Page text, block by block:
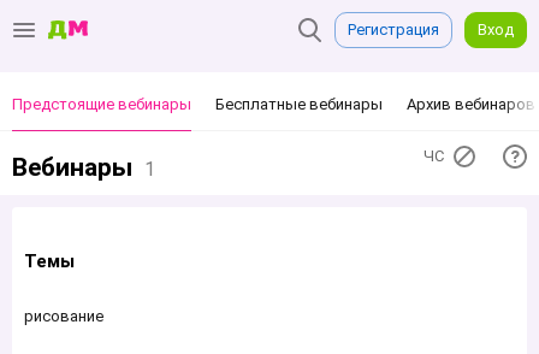
Регистрация Вход
Предстоящие вебинары Бесплатные вебинары Архив вебинаров
ЧС
Вебинары 1
Темы
рисование